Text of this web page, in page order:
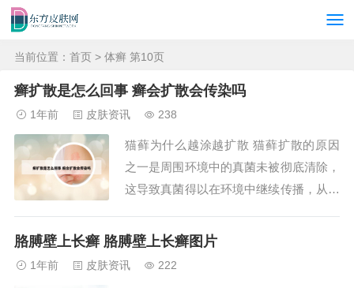
当前位置： 首页 > 体癣 第10页
癣扩散是怎么回事 癣会扩散会传染吗
1年前 皮肤资讯 238
猫藓为什么越涂越扩散 猫藓扩散的原因
之一是周围环境中的真菌未被彻底清除，
这导致真菌得以在环境中继续传播，从而
们的免疫系统可能会受到削弱，这使得它
胳膊壁上长癣 胳膊壁上长癣图片
1年前 皮肤资讯 222